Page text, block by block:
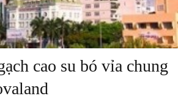
cao su bó vỉa chung